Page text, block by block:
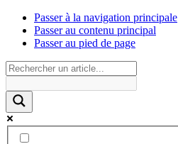
Passer à la navigation principale
Passer au contenu principal
Passer au pied de page